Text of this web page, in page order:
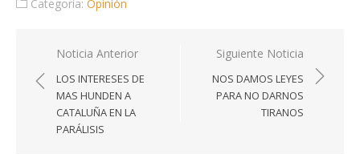
Categoría: Opinión
Navegación
de
entradas
Noticia Anterior
LOS INTERESES DE
MAS HUNDEN A
CATALUÑA EN LA
PARÁLISIS
Siguiente Noticia
NOS DAMOS LEYES
PARA NO DARNOS
TIRANOS